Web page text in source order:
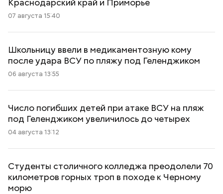
07 августа 15:40
Школьницу ввели в медикаментозную кому
после удара ВСУ по пляжу под Геленджиком
06 августа 13:55
Число погибших детей при атаке ВСУ на пляж
под Геленджиком увеличилось до четырех
04 августа 13:12
Студенты столичного колледжа преодолели 70
километров горных троп в походе к Черному
морю